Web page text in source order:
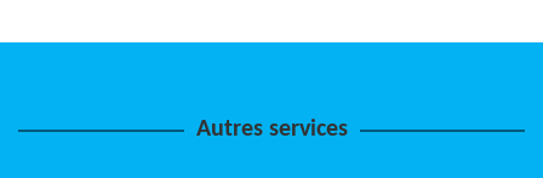
Autres services